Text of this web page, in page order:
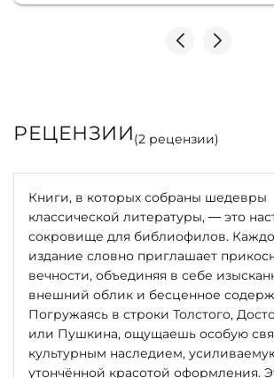
РЕЦЕНЗИИ(2 рецензии)
Книги, в которых собраны шедевры
классической литературы, — это
сокровище для библиофилов.
издание словно приглашает
вечности, объединяя в себе
внешний облик и бесценное
Погружаясь в строки Толстого,
или Пушкина, ощущаешь особую
культурным наследием,
утончённой красотой оформления.